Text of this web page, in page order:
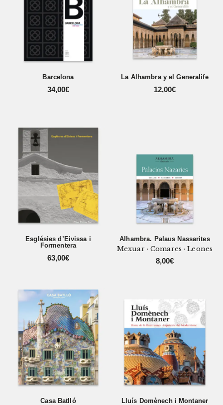
Barcelona
34,00€
La Alhambra y el Generalife
12,00€
Esglésies d’Eivissa i
Formentera
63,00€
Alhambra. Palaus Nassarites
Mexuar · Comares · Leones
8,00€
Casa Batlló Lluís Domènech i Montaner